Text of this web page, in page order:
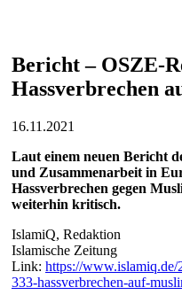
Bericht – OSZE-
Hassverbrechen
16.11.2021
Laut einem neuen Bericht
und Zusammenarbeit in
Hassverbrechen gegen
weiterhin kritisch.
IslamiQ, Redaktion
Islamische Zeitung
Link: https://www.islamiq.de/
333-hassverbrechen-auf-